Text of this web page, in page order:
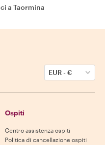
a Taormina
EUR-€
Ospiti
Centro assistenza ospiti
Politica di cancellazione ospiti